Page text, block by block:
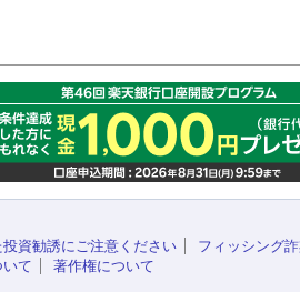
投資勧誘にご注意ください
フィッシング
て
著作権について